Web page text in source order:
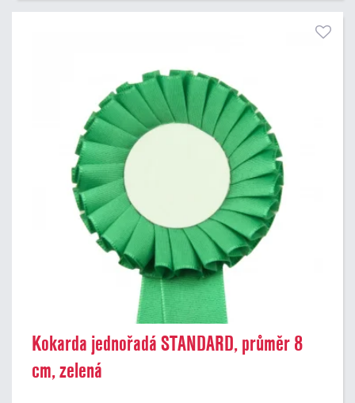
Kokarda jednořadá STANDARD, průměr 8
cm, zelená